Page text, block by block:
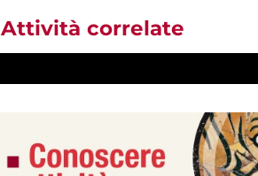
Attività correlate